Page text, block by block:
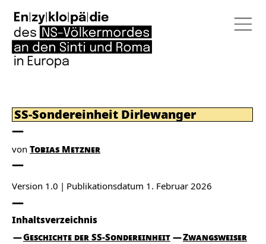
SS-Sondereinheit Dirlewanger
von Tobias Metzner
Version 1.0 Publikationsdatum 1. Februar 2026
Inhaltsverzeichnis
Geschichte der SS-Sondereinheit
Zwangsweiser